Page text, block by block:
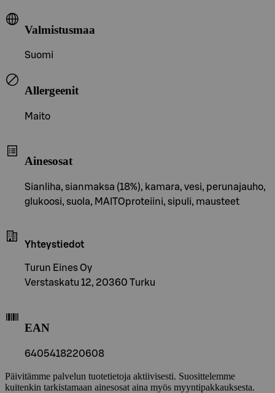
Valmistusmaa
Suomi
Allergeenit
Maito
Ainesosat
Sianliha, sianmaksa (18%), kamara, vesi, perunajauho,
glukoosi, suola, MAITOproteiini, sipuli, mausteet
Yhteystiedot
Turun Eines Oy
Verstaskatu 12, 20360 Turku
EAN
6405418220608
Päivitämme palvelun tuotetietoja aktiivisesti. Suosittelemme
kuitenkin tarkistamaan ainesosat aina myös myyntipakkauksesta.